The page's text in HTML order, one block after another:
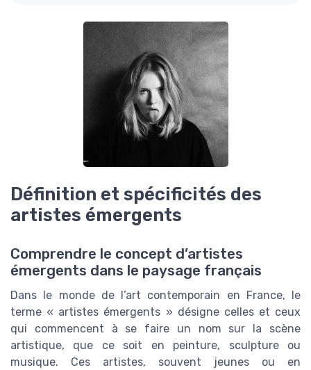
Définition et spécificités des
artistes émergents
Comprendre le concept d’artistes
émergents dans le paysage français
Dans le monde de l’art contemporain en France, le
terme « artistes émergents » désigne celles et ceux
qui commencent à se faire un nom sur la scène
artistique, que ce soit en peinture, sculpture ou
musique. Ces artistes, souvent jeunes ou en